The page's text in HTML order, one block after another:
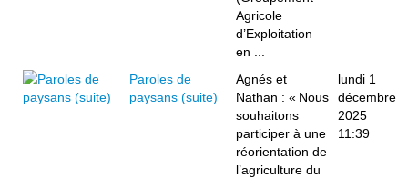
Agricole
d’Exploitation
en ...
Paroles de
paysans (suite)
Agnés et
Nathan : « Nous
souhaitons
participer à une
réorientation de
l’agriculture du
lundi 1
décembre
2025
11:39